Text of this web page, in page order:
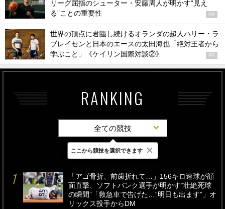
リーグ屈指のシューター・安藤周人が明かす“見え
る”ことの重要性
PR
世界の頂点に君臨し続けるオランダの超人ハリー・ラ
ブレイセンと日本のエースの太田海也「絶対王者から
学ぶこと」《ケイリン国際対談②》
PR
RANKING
全ての競技
最新 24時間 週間
「アゴ骨折、前歯折れて…」156キロ速球が顔
面直撃、ソフトバンク選手が明かす“壮絶死球
の瞬間”「救急車で告げた…“明日も出ます”」オ
リックス投手からDM
ここから競技を選択できます ×